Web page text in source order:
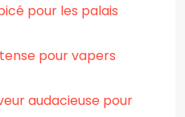
pour les palais
pour vapers
audacieuse pour